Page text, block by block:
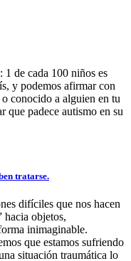
de cada 100 niños es
y podemos afirmar con
conocido a alguien en tu
que padece autismo en su
tratarse.
difíciles que nos hacen
hacia objetos,
inimaginable.
que estamos sufriendo
situación traumática lo